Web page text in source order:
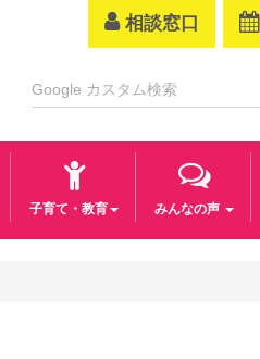
相談窓口
子育て・教育 みんなの声